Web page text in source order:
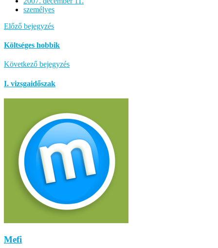
személyes
Előző bejegyzés
Költséges hobbik
Következő bejegyzés
I. vizsgaidőszak
Mefi